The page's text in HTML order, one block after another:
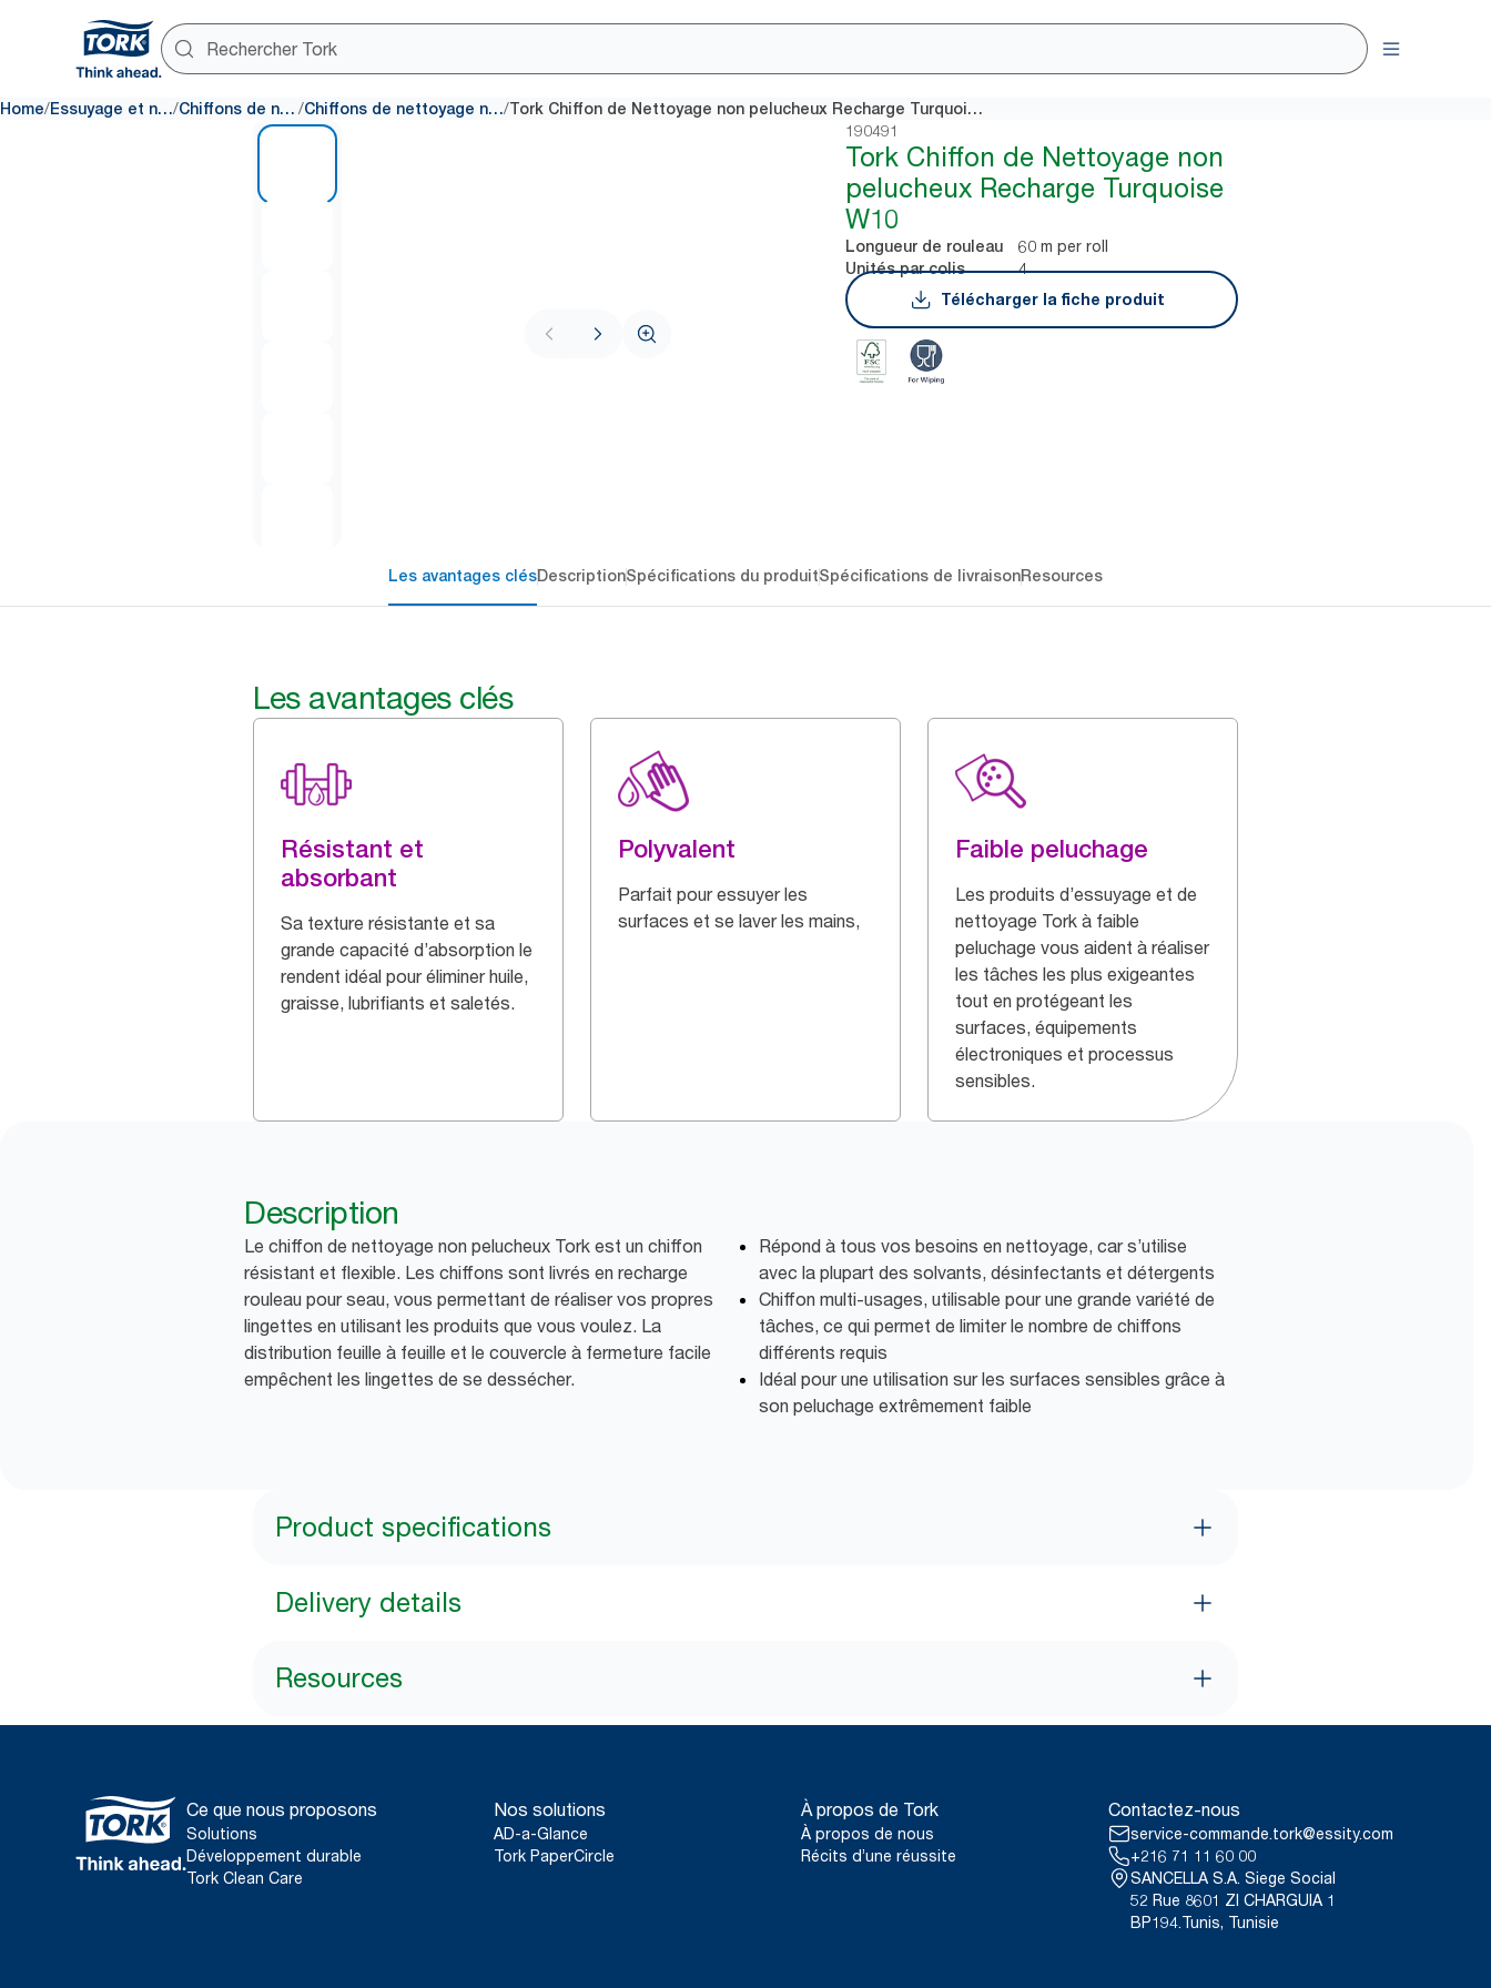
Home/ Essuyage et nettoyage/ Chiffons de nettoyage / Chiffons de nettoyage non pelucheux/ Tork Chiffon de Nettoyage non pelucheux Recharge Turquoise W10
190491
Tork Chiffon de Nettoyage non
pelucheux Recharge Turquoise
W10
Longueur de rouleau 60 m per roll
Unités par colis
4
Télécharger la fiche produit
Les avantages clésDescriptionSpécifications du produitSpécifications de livraisonResources
Les avantages clés
Résistant et
absorbant
Sa texture résistante et sa
grande capacité d’absorption le
rendent idéal pour éliminer huile,
graisse, lubrifiants et saletés.
Polyvalent
Parfait pour essuyer les
surfaces et se laver les mains,
Faible peluchage
Les produits d’essuyage et de
nettoyage Tork à faible
peluchage vous aident à réaliser
les tâches les plus exigeantes
tout en protégeant les
surfaces, équipements
électroniques et processus
sensibles.
Description
Le chiffon de nettoyage non pelucheux Tork est un chiffon
résistant et flexible. Les chiffons sont livrés en recharge
rouleau pour seau, vous permettant de réaliser vos propres
lingettes en utilisant les produits que vous voulez. La
distribution feuille à feuille et le couvercle à fermeture facile
empêchent les lingettes de se dessécher.
Répond à tous vos besoins en nettoyage, car s’utilise
avec la plupart des solvants, désinfectants et détergents
Chiffon multi-usages, utilisable pour une grande variété de
tâches, ce qui permet de limiter le nombre de chiffons
différents requis
Idéal pour une utilisation sur les surfaces sensibles grâce à
son peluchage extrêmement faible
Product specifications
Delivery details
Resources
Ce que nous proposons
Solutions
Développement durable
Tork Clean Care
Nos solutions
AD-a-Glance
Tork PaperCircle
À propos de Tork
À propos de nous
Récits d’une réussite
Contactez-nous
service-commande.tork@essity.com
+216 71 11 60 00
SANCELLA S.A. Siege Social
52 Rue 8601 ZI CHARGUIA 1
BP194.Tunis, Tunisie